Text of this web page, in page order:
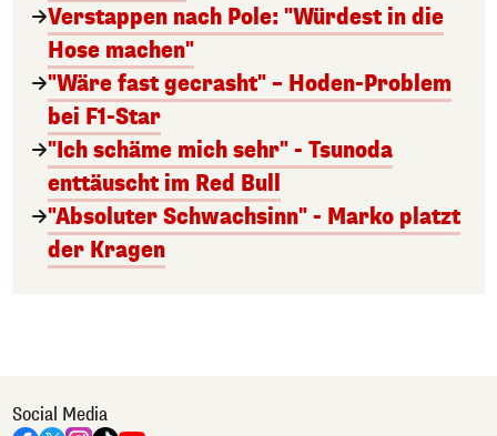
Verstappen nach Pole: "Würdest in die
Hose machen"
"Wäre fast gecrasht" – Hoden-Problem
bei F1-Star
"Ich schäme mich sehr" - Tsunoda
enttäuscht im Red Bull
"Absoluter Schwachsinn" - Marko platzt
der Kragen
Social Media